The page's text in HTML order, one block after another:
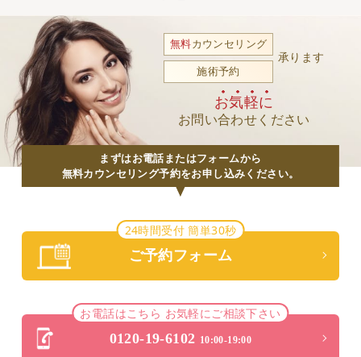
無料カウンセリング
施術予約
承ります
お気軽に
お問い合わせください
まずはお電話またはフォームから
無料カウンセリング予約をお申し込みください。
24時間受付 簡単30秒
ご予約フォーム
お電話はこちら お気軽にご相談下さい
0120-19-6102 10:00-19:00